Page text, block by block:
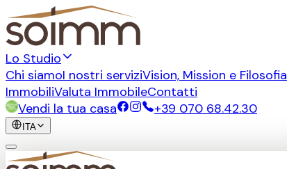
Lo Studio
Chi siamoI nostri serviziVision, Mission e Filosofia
ImmobiliValuta ImmobileContatti
Vendi la tua casa
+39 070 68.42.30
ITA